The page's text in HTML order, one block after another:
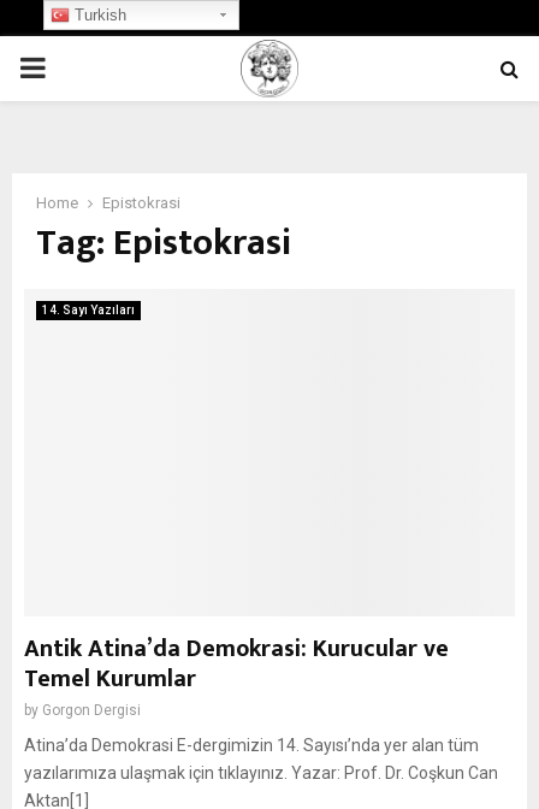
PRIMARY
Home Epistokrasi
Tag: Epistokrasi
14. Sayı Yazıları
Antik Atina’da Demokrasi: Kurucular ve
Temel Kurumlar
by Gorgon Dergisi
Atina’da Demokrasi E-dergimizin 14. Sayısı’nda yer alan tüm
yazılarımıza ulaşmak için tıklayınız. Yazar: Prof. Dr. Coşkun Can
Aktan[1]
Turkish